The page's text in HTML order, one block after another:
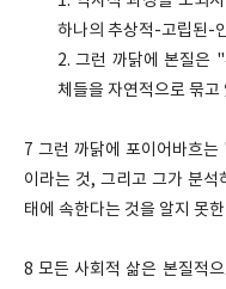
하나의 추상적-고립된-
2. 그런 까닭에 본질은
체들을 자연적으로 묶고
7 그런 까닭에 포이어바흐
이라는 것, 그리고 그가 분
태에 속한다는 것을 알지 못
8모든 사회적 삶은 본질적